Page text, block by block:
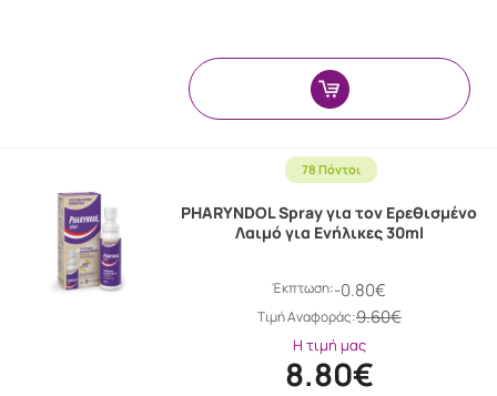
78 Πόντοι
PHARYNDOL Spray για τον Ερεθισμένο
Λαιμό για Ενήλικες 30ml
Έκπτωση:-0.80€
Tιμή Αναφοράς:9.60€
Η τιμή μας
8.80€